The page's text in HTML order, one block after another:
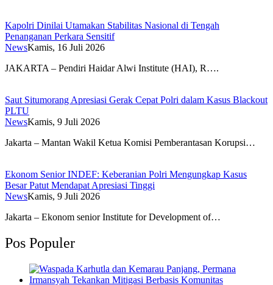
Kapolri Dinilai Utamakan Stabilitas Nasional di Tengah
Penanganan Perkara Sensitif
NewsKamis, 16 Juli 2026
JAKARTA – Pendiri Haidar Alwi Institute (HAI), R….
Saut Situmorang Apresiasi Gerak Cepat Polri dalam Kasus Blackout
PLTU
NewsKamis, 9 Juli 2026
Jakarta – Mantan Wakil Ketua Komisi Pemberantasan Korupsi…
Ekonom Senior INDEF: Keberanian Polri Mengungkap Kasus
Besar Patut Mendapat Apresiasi Tinggi
NewsKamis, 9 Juli 2026
Jakarta – Ekonom senior Institute for Development of…
Pos Populer